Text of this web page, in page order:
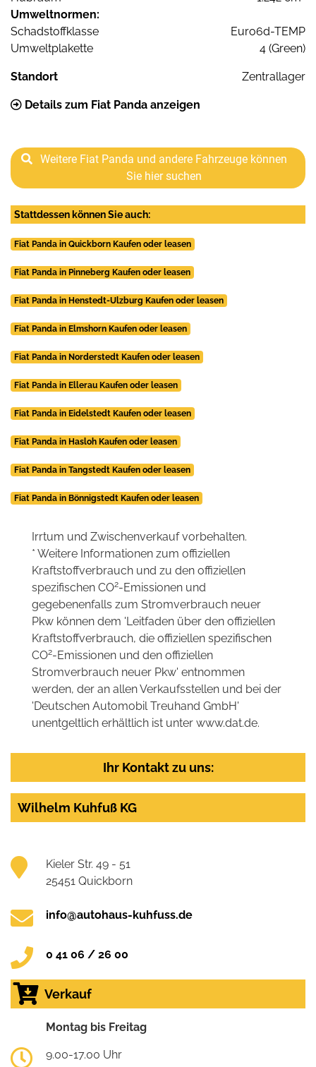
Umweltnormen:
Schadstoffklasse
Euro6d-TEMP
Umweltplakette
4 (Green)
Standort Zentrallager
Details zum Fiat Panda anzeigen
Weitere Fiat Panda und andere Fahrzeuge können
Sie hier suchen
Stattdessen können Sie auch:
Fiat Panda in Quickborn Kaufen oder leasen
Fiat Panda in Pinneberg Kaufen oder leasen
Fiat Panda in Henstedt-Ulzburg Kaufen oder leasen
Fiat Panda in Elmshorn Kaufen oder leasen
Fiat Panda in Norderstedt Kaufen oder leasen
Fiat Panda in Ellerau Kaufen oder leasen
Fiat Panda in Eidelstedt Kaufen oder leasen
Fiat Panda in Hasloh Kaufen oder leasen
Fiat Panda in Tangstedt Kaufen oder leasen
Fiat Panda in Bönnigstedt Kaufen oder leasen
Irrtum und Zwischenverkauf vorbehalten.
* Weitere Informationen zum offiziellen
Kraftstoffverbrauch und zu den offiziellen
spezifischen CO2-Emissionen und
gegebenenfalls zum Stromverbrauch neuer
Pkw können dem 'Leitfaden über den offiziellen
Kraftstoffverbrauch, die offiziellen spezifischen
CO2-Emissionen und den offiziellen
Stromverbrauch neuer Pkw' entnommen
werden, der an allen Verkaufsstellen und bei der
'Deutschen Automobil Treuhand GmbH'
unentgeltlich erhältlich ist unter www.dat.de.
Ihr Kontakt zu uns:
Wilhelm Kuhfuß KG
Kieler Str. 49 - 51
25451 Quickborn
info@autohaus-kuhfuss.de
0 41 06 / 26 00
Verkauf
Montag bis Freitag
9.00-17.00 Uhr